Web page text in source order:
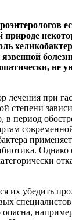
природе
не
лечения при
степени
в период
Однако
их убедить
опасна,